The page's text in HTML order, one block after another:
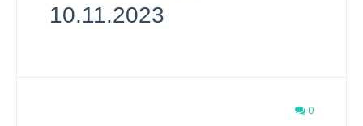
10.11.2023
0